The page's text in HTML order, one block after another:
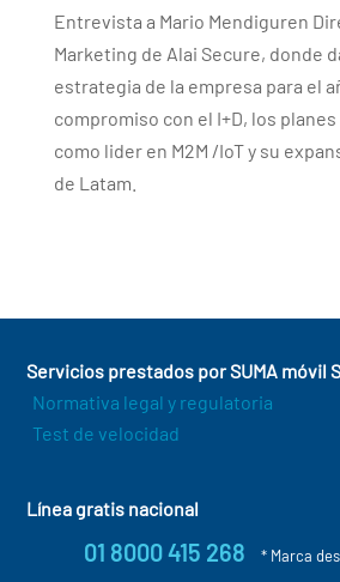
Entrevista a Mario Mendiguren
Marketing de Alai Secure, donde
estrategia de la empresa para el
compromiso con el I+D, los
como lider en M2M /IoT y su
de Latam.
Servicios prestados por SUMA móvil
Normativa legal y regulatoria
Test de velocidad
Línea gratis nacional
01 8000 415 268 * Marca